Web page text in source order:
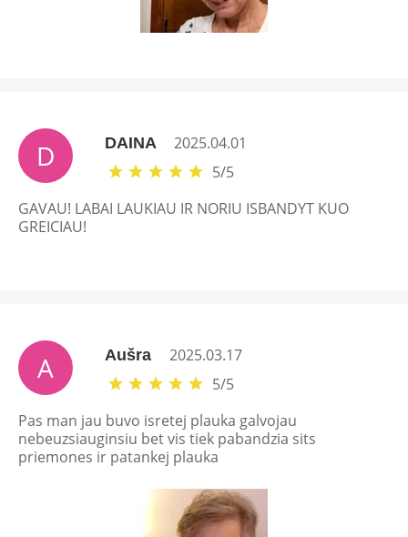
D DAINA
2025.04.01
5/5
GAVAU! LABAI LAUKIAU IR NORIU ISBANDYT KUO
GREICIAU!
A Aušra
2025.03.17
5/5
Pas man jau buvo isretej plauka galvojau
nebeuzsiauginsiu bet vis tiek pabandzia sits
priemones ir patankej plauka